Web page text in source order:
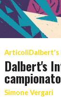
ArticoliDalbert's
Dalbert's
campionato
Simone Vergari